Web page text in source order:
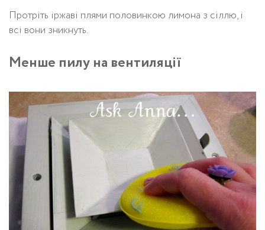
Протріть іржаві плями половинкою лимона з сіллю, і
всі вони зникнуть.
Менше пилу на вентиляції